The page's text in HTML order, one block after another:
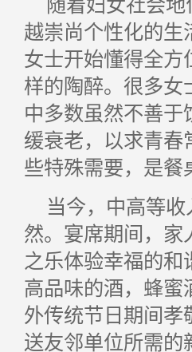
随着妇女社会
越崇尚个性化的生
女士开始懂得全方
样的陶醉。很多女
中多数虽然不善于
缓衰老，以求青春
些特殊需要，是餐
当今，中高等
然。宴席期间，家
之乐体验幸福的和
高品味的酒，蜂蜜
外传统节日期间孝
送友邻单位所需的